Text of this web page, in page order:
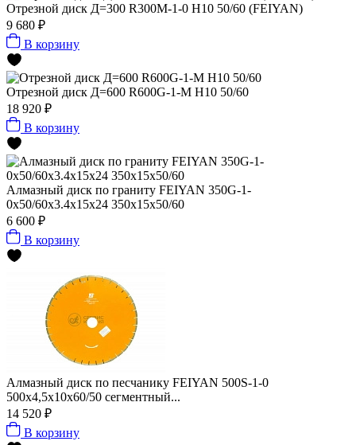
Отрезной диск Д=300 R300M-1-0 H10 50/60 (FEIYAN)
9 680 ₽
В корзину
Отрезной диск Д=600 R600G-1-M H10 50/60
18 920 ₽
В корзину
Алмазный диск по граниту FEIYAN 350G-1-
0х50/60x3.4x15x24 350x15x50/60
6 600 ₽
В корзину
Алмазный диск по песчанику FEIYAN 500S-1-0
500х4,5х10х60/50 сегментный...
14 520 ₽
В корзину